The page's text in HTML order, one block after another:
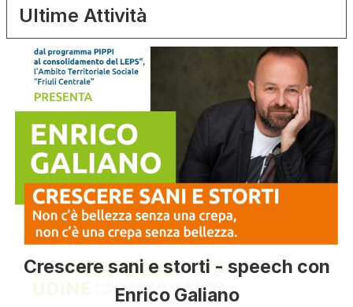
Ultime Attività
Crescere sani e storti - speech con
Enrico Galiano